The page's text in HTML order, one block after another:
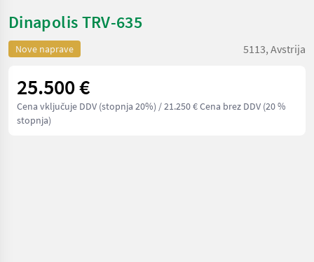
Dinapolis TRV-635
Nove naprave 5113, Avstrija
25.500 €
Cena vključuje DDV (stopnja 20%) / 21.250 € Cena brez DDV (20 %
stopnja)